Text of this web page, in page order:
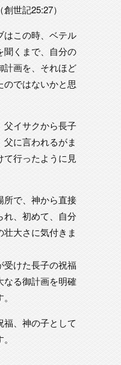
世記25:27）
はこの時、ベテル
聞くまで、自分の
計画を、それほど
のではないかと思
父イサクから長子
に言われるがま
て行ったように見
所で、神から直接
れ、初めて、自分
大さに気付きま
受けた長子の祝福
なる御計画を明確
福、神の子として